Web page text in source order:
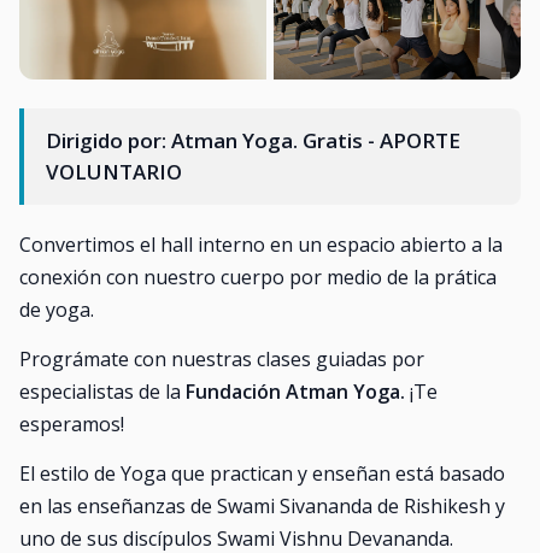
Dirigido por: Atman Yoga. Gratis - APORTE
VOLUNTARIO
Convertimos el hall interno en un espacio abierto a la
conexión con nuestro cuerpo por medio de la prática
de yoga.
Prográmate con nuestras clases guiadas por
especialistas de la Fundación Atman Yoga. ¡Te
esperamos!
El estilo de Yoga que practican y enseñan está basado
en las enseñanzas de Swami Sivananda de Rishikesh y
uno de sus discípulos Swami Vishnu Devananda.